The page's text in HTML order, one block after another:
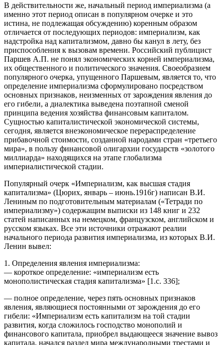
В действительности же, начальный период империализма (а
именно этот период описан в популярном очерке и это
истина, не подлежащая обсуждению) коренным образом
отличается от последующих периодов: империализм, как
надстройка над капитализмом, давно бы канул в лету, без
приспособления к вызовам времени. Российский публицист
Паршев А.П. не понял экономических корней империализма,
их общественного и политического значения. Своеобразием
популярного очерка, упущенного Паршевым, является то, что
определение империализма сформулировано посредством
основных признаков, неизменных от зарождения явления до
его гибели, а диалектика выведена поэтапной сменой
принципа ведения хозяйства финансовым капиталом.
Сущностью капиталистической экономической системы,
сегодня, является внеэкономическое перераспределение
прибавочной стоимости, созданной народами стран «третьего
мира», в пользу финансовой олигархии государств «золотого
миллиарда» находящихся на этапе глобализма
империалистической стадии.
Популярный очерк «Империализм, как высшая стадия
капитализма» (Цюрих, январь – июнь.1916г) написан В.И.
Лениным по подготовительным материалам («Тетради по
империализму») содержащим выписки из 148 книг и 232
статей написанных на немецком, французском, английском и
русском языках. Все эти источники отражают реалии
начального периода развития империализма, из которых В.И.
Ленин вывел:
1. Определения явления империализма:
— короткое определение: «империализм есть
монополистическая стадия капитализма» [1.с. 336];
— полное определение, через пять основных признаков
явления, являющиеся постоянными от зарождения до его
гибели: «Империализм есть капитализм на той стадии
развития, когда сложилось господство монополий и
финансового капитала, приобрел выдающееся значение вывоз
капитала, начался раздел мира международными трестами и